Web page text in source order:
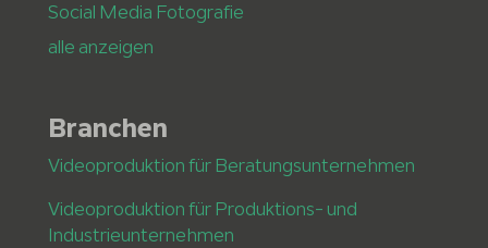
Social Media Fotografie
alle anzeigen
Branchen
Videoproduktion für Beratungsunternehmen
Videoproduktion für Produktions- und
Industrieunternehmen